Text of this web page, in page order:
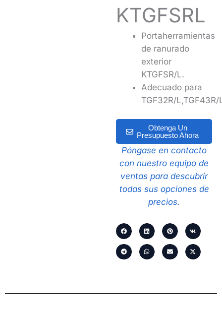
KTGFSRL
Portaherramientas
de ranurado
exterior
KTGFSR/L.
Adecuado para
TGF32R/L,TGF43R/
Obtenga Un
Presupuesto Ahora
Póngase en contacto
con nuestro equipo de
ventas para descubrir
todas sus opciones de
precios.